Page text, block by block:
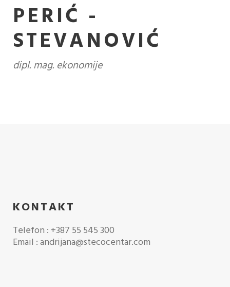
PERIĆ -
STEVANOVIĆ
dipl. mag. ekonomije
KONTAKT
Telefon : +387 55 545 300
Email : andrijana@stecocentar.com